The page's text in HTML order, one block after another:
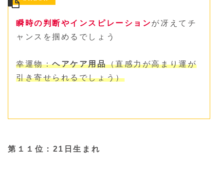
瞬時の判断やインスピレーションが冴えてチ
ャンスを掴めるでしょう
幸運物：ヘアケア用品（直感力が高まり運が
引き寄せられるでしょう）
第１１位：21日生まれ